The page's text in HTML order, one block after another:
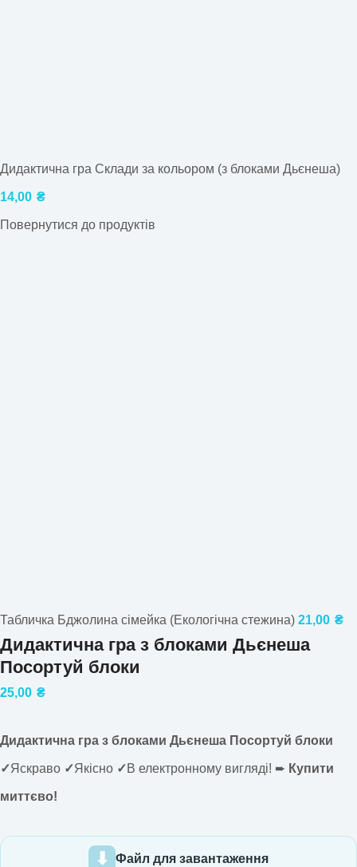
Дидактична гра Склади за кольором (з блоками Дьєнеша)
14,00 ₴
Повернутися до продуктів
Табличка Бджолина сімейка (Екологічна стежина) 21,00 ₴
Дидактична гра з блоками Дьєнеша
Посортуй блоки
25,00 ₴
Дидактична гра з блоками Дьєнеша Посортуй блоки
✓Яскраво ✓Якісно ✓В електронному вигляді! ➨ Купити
миттєво!
Файл для завантаження